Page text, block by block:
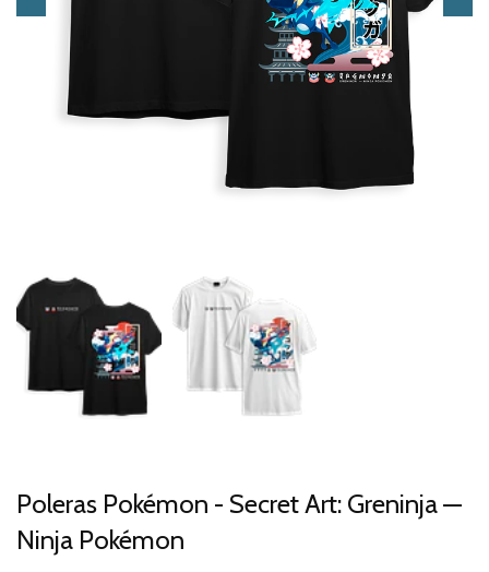
Poleras Pokémon - Secret Art: Greninja —
Ninja Pokémon